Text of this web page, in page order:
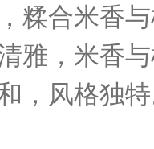
糅合米香
雅，米香
，风格独